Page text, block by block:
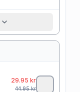
29.95 kr
44.95kr